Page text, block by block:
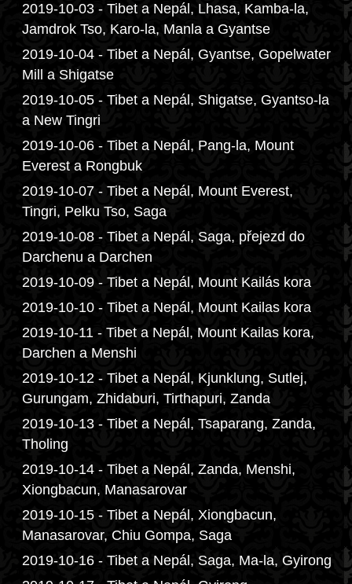
2019-10-03 - Tibet a Nepál, Lhasa, Kamba-la,
Jamdrok Tso, Karo-la, Manla a Gyantse
2019-10-04 - Tibet a Nepál, Gyantse, Gopelwater
Mill a Shigatse
2019-10-05 - Tibet a Nepál, Shigatse, Gyantso-la
a New Tingri
2019-10-06 - Tibet a Nepál, Pang-la, Mount
Everest a Rongbuk
2019-10-07 - Tibet a Nepál, Mount Everest,
Tingri, Pelku Tso, Saga
2019-10-08 - Tibet a Nepál, Saga, přejezd do
Darchenu a Darchen
2019-10-09 - Tibet a Nepál, Mount Kailás kora
2019-10-10 - Tibet a Nepál, Mount Kailas kora
2019-10-11 - Tibet a Nepál, Mount Kailas kora,
Darchen a Menshi
2019-10-12 - Tibet a Nepál, Kjunklung, Sutlej,
Gurungam, Zhidaburi, Tirthapuri, Zanda
2019-10-13 - Tibet a Nepál, Tsaparang, Zanda,
Tholing
2019-10-14 - Tibet a Nepál, Zanda, Menshi,
Xiongbacun, Manasarovar
2019-10-15 - Tibet a Nepál, Xiongbacun,
Manasarovar, Chiu Gompa, Saga
2019-10-16 - Tibet a Nepál, Saga, Ma-la, Gyirong